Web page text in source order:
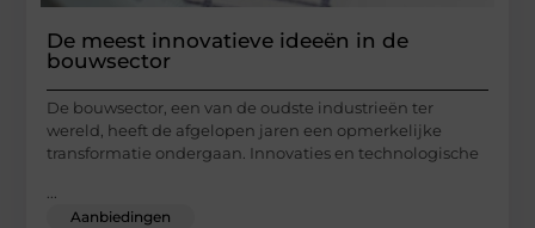
De meest innovatieve ideeën in de
bouwsector
De bouwsector, een van de oudste industrieën ter
wereld, heeft de afgelopen jaren een opmerkelijke
transformatie ondergaan. Innovaties en technologische
...
Aanbiedingen